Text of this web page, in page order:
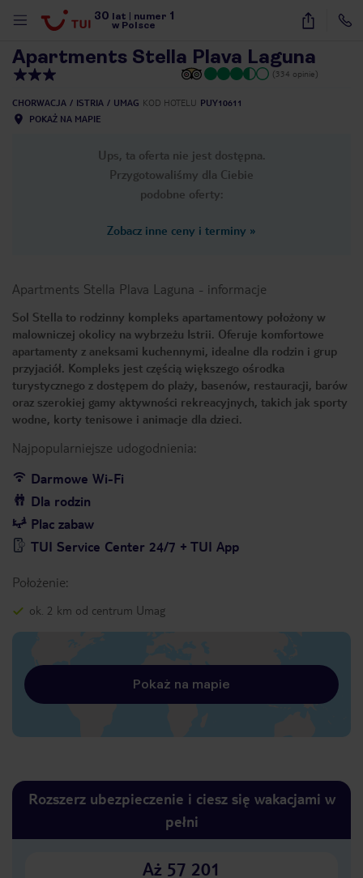
30 lat numer 1
w Polsce
16
Apartments Stella Plava Laguna
(334 opinie)
CHORWACJA ISTRIA UMAG KOD HOTELU PUY10611
POKAŻ NA MAPIE
Ups, ta oferta nie jest dostępna.
Przygotowaliśmy dla Ciebie
podobne oferty:
Zobacz inne ceny i terminy »
Apartments Stella Plava Laguna - informacje
Sol Stella to rodzinny kompleks apartamentowy położony w
malowniczej okolicy na wybrzeżu Istrii. Oferuje komfortowe
apartamenty z aneksami kuchennymi, idealne dla rodzin i grup
przyjaciół. Kompleks jest częścią większego ośrodka
turystycznego z dostępem do plaży, basenów, restauracji, barów
oraz szerokiej gamy aktywności rekreacyjnych, takich jak sporty
wodne, korty tenisowe i animacje dla dzieci.
Najpopularniejsze udogodnienia:
Darmowe Wi-Fi
Dla rodzin
Plac zabaw
TUI Service Center 24/7 + TUI App
Położenie:
ok. 2 km od centrum Umag
Pokaż na mapie
Rozszerz ubezpieczenie i ciesz się wakacjami w
pełni
Aż 57 201